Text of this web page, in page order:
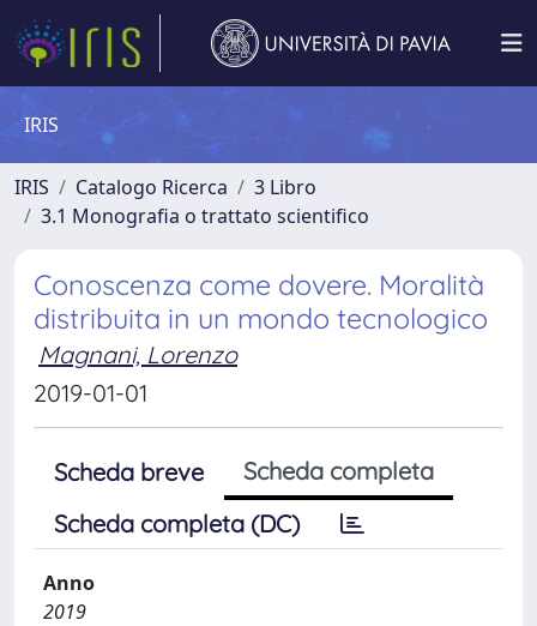
IRIS
IRIS Catalogo Ricerca
3 Libro
3.1 Monografia o trattato scientifico
Conoscenza come dovere. Moralità
distribuita in un mondo tecnologico
Magnani, Lorenzo
2019-01-01
Scheda breve
Scheda completa
Scheda completa (DC)
Anno
2019